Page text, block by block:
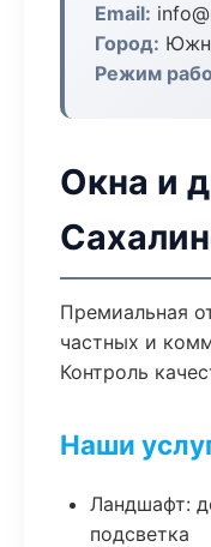
Email:
Город:
Режим
Окна и
Премиальная
частных и
Контроль
Наши
Ландшафт:
подсветка